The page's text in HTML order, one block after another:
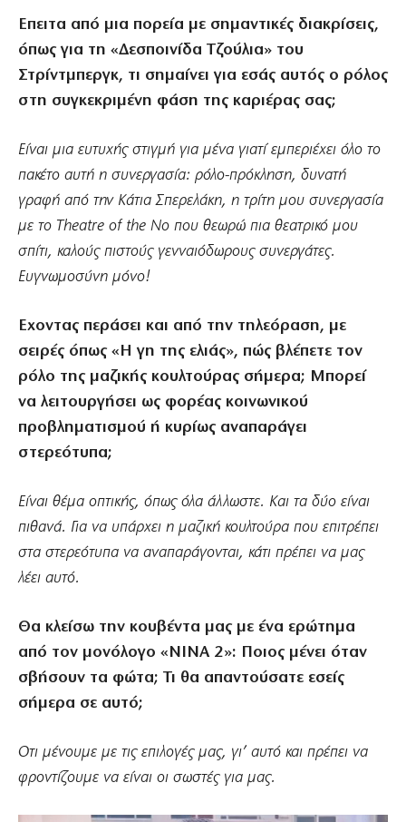
Επειτα από μια πορεία με σημαντικές διακρίσεις,
όπως για τη «Δεσποινίδα Τζούλια» του
Στρίντμπεργκ, τι σημαίνει για εσάς αυτός ο ρόλος
στη συγκεκριμένη φάση της καριέρας σας;
Είναι μια ευτυχής στιγμή για μένα γιατί εμπεριέχει όλο το
πακέτο αυτή η συνεργασία: ρόλο-πρόκληση, δυνατή
γραφή από την Κάτια Σπερελάκη, η τρίτη μου συνεργασία
με το Theatre of the No που θεωρώ πια θεατρικό μου
σπίτι, καλούς πιστούς γενναιόδωρους συνεργάτες.
Ευγνωμοσύνη μόνο!
Εχοντας περάσει και από την τηλεόραση, με
σειρές όπως «Η γη της ελιάς», πώς βλέπετε τον
ρόλο της μαζικής κουλτούρας σήμερα; Μπορεί
να λειτουργήσει ως φορέας κοινωνικού
προβληματισμού ή κυρίως αναπαράγει
στερεότυπα;
Είναι θέμα οπτικής, όπως όλα άλλωστε. Και τα δύο είναι
πιθανά. Για να υπάρχει η μαζική κουλτούρα που επιτρέπει
στα στερεότυπα να αναπαράγονται, κάτι πρέπει να μας
λέει αυτό.
Θα κλείσω την κουβέντα μας με ένα ερώτημα
από τον μονόλογο «ΝΙΝΑ 2»: Ποιος μένει όταν
σβήσουν τα φώτα; Τι θα απαντούσατε εσείς
σήμερα σε αυτό;
Οτι μένουμε με τις επιλογές μας, γι’ αυτό και πρέπει να
φροντίζουμε να είναι οι σωστές για μας.